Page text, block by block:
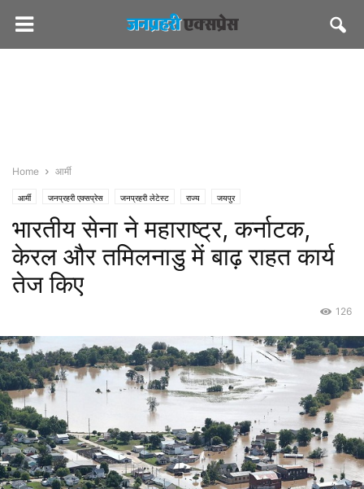
Home आर्मी
आर्मी जनप्रहरी एक्सप्रेस जनप्रहरी लेटेस्ट राज्य जयपुर
भारतीय सेना ने महाराष्ट्र, कर्नाटक,
केरल और तमिलनाडु में बाढ़ राहत कार्य
तेज किए
126